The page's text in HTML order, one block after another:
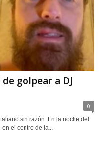
golpear a DJ
0
sin razón. En la noche del
el centro de la...